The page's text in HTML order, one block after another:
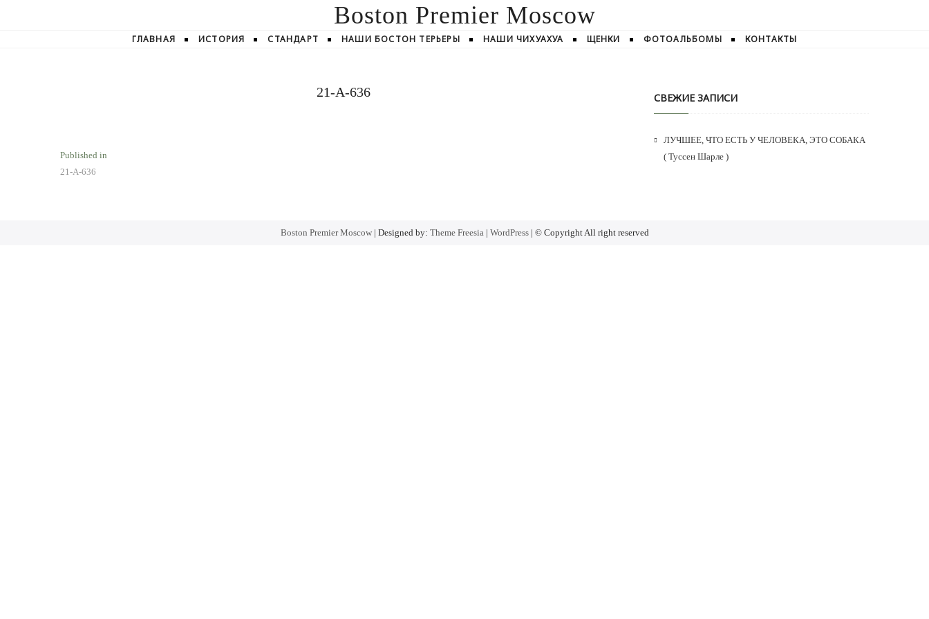
Boston Premier Moscow
ГЛАВНАЯ ИСТОРИЯ СТАНДАРТ НАШИ БОСТОН ТЕРЬЕРЫ НАШИ ЧИХУАХУА ЩЕНКИ ФОТОАЛЬБОМЫ КОНТАКТЫ
21-А-636
Навигация
по
Published in
21-А-636
СВЕЖИЕ ЗАПИСИ
ЛУЧШЕЕ, ЧТО ЕСТЬ У ЧЕЛОВЕКА, ЭТО СОБАКА
( Туссен Шарле )
Boston Premier Moscow| Designed by: Theme Freesia| WordPress| © Copyright All right reserved